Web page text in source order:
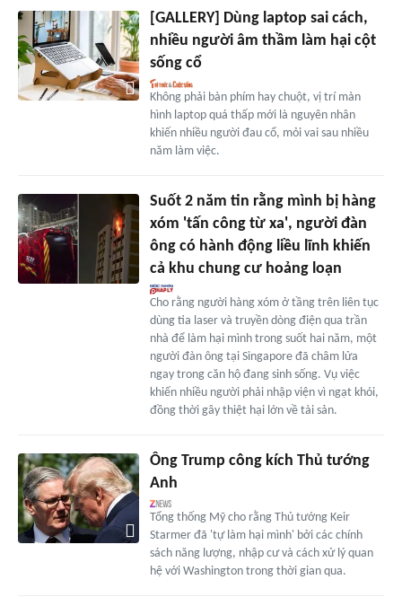
[GALLERY] Dùng laptop sai cách,
nhiều người âm thầm làm hại cột
sống cổ
Không phải bàn phím hay chuột, vị trí màn
hình laptop quá thấp mới là nguyên nhân
khiến nhiều người đau cổ, mỏi vai sau nhiều
năm làm việc.
Suốt 2 năm tin rằng mình bị hàng
xóm 'tấn công từ xa', người đàn
ông có hành động liều lĩnh khiến
cả khu chung cư hoảng loạn
Cho rằng người hàng xóm ở tầng trên liên tục
dùng tia laser và truyền dòng điện qua trần
nhà để làm hại mình trong suốt hai năm, một
người đàn ông tại Singapore đã châm lửa
ngay trong căn hộ đang sinh sống. Vụ việc
khiến nhiều người phải nhập viện vì ngạt khói,
đồng thời gây thiệt hại lớn về tài sản.
Ông Trump công kích Thủ tướng
Anh
Tổng thống Mỹ cho rằng Thủ tướng Keir
Starmer đã 'tự làm hại mình' bởi các chính
sách năng lượng, nhập cư và cách xử lý quan
hệ với Washington trong thời gian qua.